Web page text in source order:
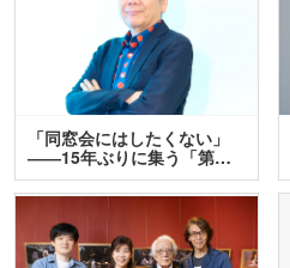
「同窓会にはしたくない」
――15年ぶりに集う「第…